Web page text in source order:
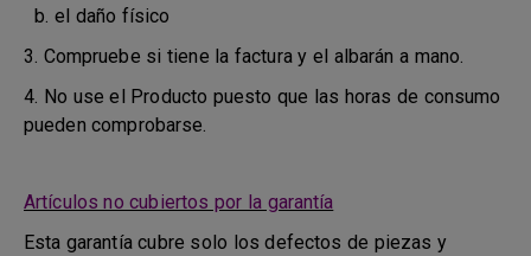
b. el daño físico
3. Compruebe si tiene la factura y el albarán a mano.
4. No use el Producto puesto que las horas de consumo
pueden comprobarse.
Artículos no cubiertos por la garantía
Esta garantía cubre solo los defectos de piezas y